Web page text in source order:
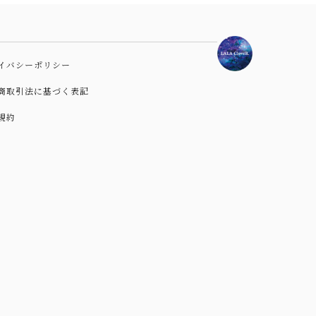
バシーポリシー
取引法に基づく表記
約